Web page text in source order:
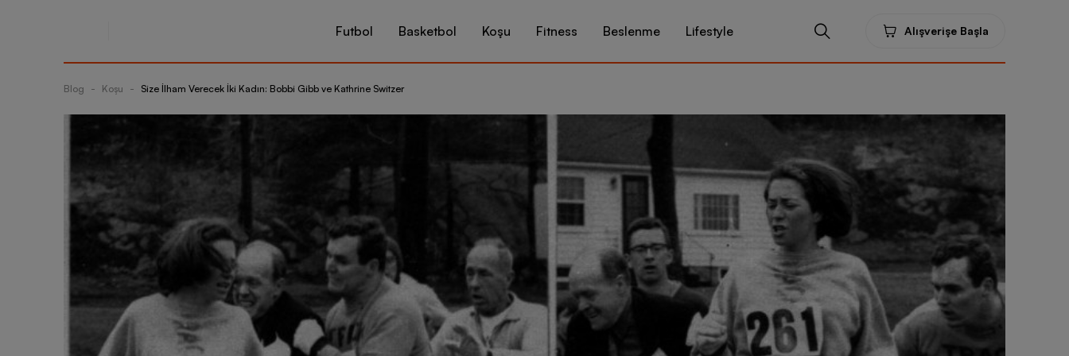
Futbol Basketbol Koşu Fitness Beslenme Lifestyle Alışverişe Başla
Blog - Koşu - Size İlham Verecek İki Kadın: Bobbi Gibb ve Kathrine Switzer